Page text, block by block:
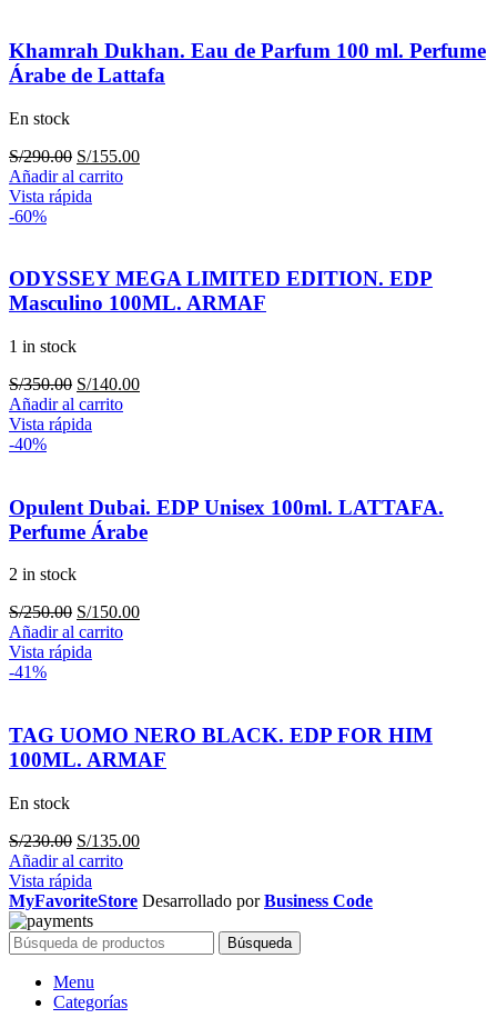
Khamrah Dukhan. Eau de Parfum 100 ml. Perfume
Árabe de Lattafa
En stock
S/290.00 El
precio
original
S/155.00El
Añadir al carrito
Vista rápida
-60%
ODYSSEY MEGA LIMITED EDITION. EDP
Masculino 100ML. ARMAF
1 in stock
S/350.00 El
precio
original
S/140.00El
Añadir al carrito
Vista rápida
-40%
Opulent Dubai. EDP Unisex 100ml. LATTAFA.
Perfume Árabe
2 in stock
S/250.00 El
precio
original
S/150.00El
Añadir al carrito
Vista rápida
-41%
TAG UOMO NERO BLACK. EDP FOR HIM
100ML. ARMAF
En stock
S/230.00 El
precio
original
era:
S/230.00.
S/135.00El
es:
Añadir al carrito
Vista rápida
MyFavoriteStore Desarrollado porBusiness Code
Búsqueda
Menu
Categorías